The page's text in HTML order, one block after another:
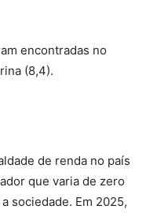
encontradas no
(8,4).
de renda no país
que varia de zero
sociedade. Em 2025,